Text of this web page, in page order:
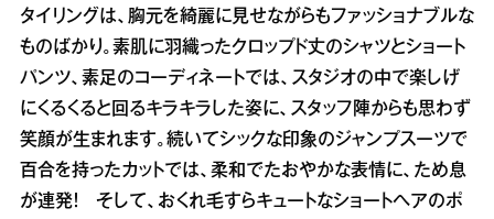
タイリングは、胸元を綺麗に見せながらもファッショナブルな
ものばかり。素肌に羽織ったクロップド丈のシャツとショート
パンツ、素足のコーディネートでは、スタジオの中で楽しげ
にくるくると回るキラキラした姿に、スタッフ陣からも思わず
笑顔が生まれます。続いてシックな印象のジャンプスーツで
百合を持ったカットでは、柔和でたおやかな表情に、ため息
が連発！ そして、おくれ毛すらキュートなショートヘアのポ